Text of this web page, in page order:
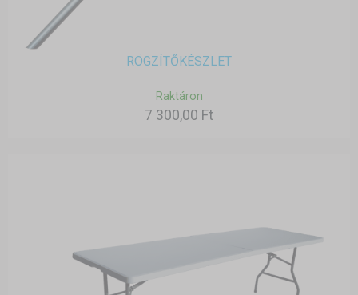
RÖGZÍTŐKÉSZLET
Raktáron
7 300,00 Ft